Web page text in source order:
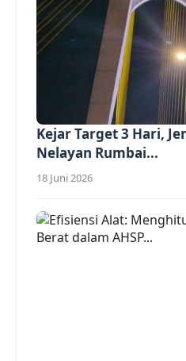
Kejar Target 3 Hari,
Nelayan Rumbai...
18 Juni 2026